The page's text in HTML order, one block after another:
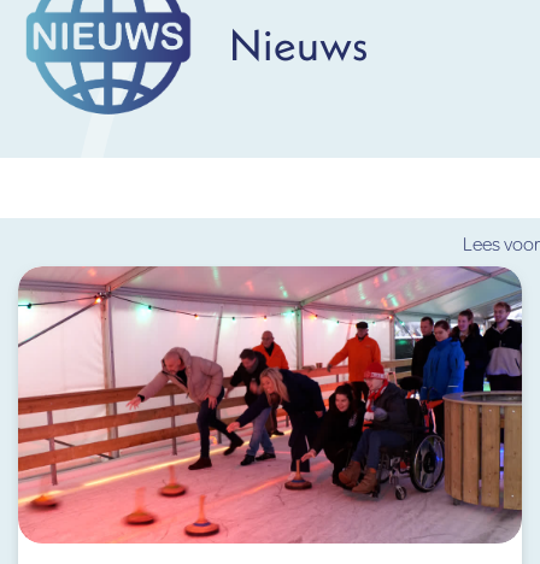
Nieuws
Lees voor